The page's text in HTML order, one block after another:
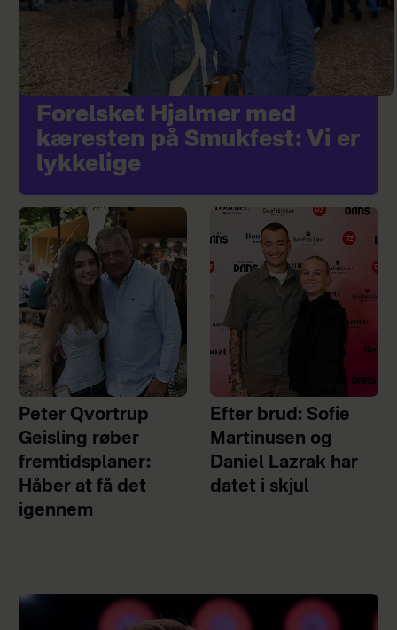
Forelsket Hjalmer med
kæresten på Smukfest: Vi er
lykkelige
Peter Qvortrup
Geisling røber
fremtidsplaner:
Håber at få det
igennem
Efter brud: Sofie
Martinusen og
Daniel Lazrak har
datet i skjul